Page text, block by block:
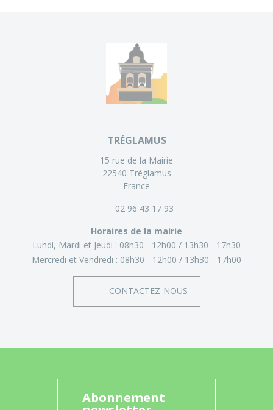
TRÉGLAMUS
15 rue de la Mairie
22540 Tréglamus
France
02 96 43 17 93
Horaires de la mairie
Lundi, Mardi et Jeudi : 08h30 - 12h00
13h30 - 17h30
Mercredi et Vendredi : 08h30 - 12h00 13h30 - 17h00
CONTACTEZ-NOUS
Abonnement